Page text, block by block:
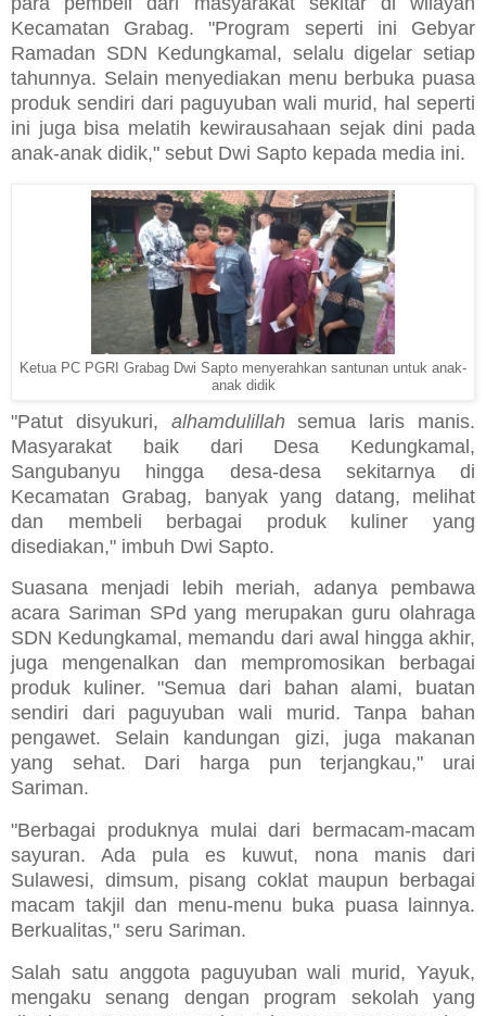
Kecamatan Grabag. "Program seperti ini Gebyar
Ramadan SDN Kedungkamal, selalu digelar setiap
tahunnya. Selain menyediakan menu berbuka puasa
produk sendiri dari paguyuban wali murid, hal seperti
ini juga bisa melatih kewirausahaan sejak dini pada
anak-anak didik," sebut Dwi Sapto kepada media ini.
Ketua PC PGRI Grabag Dwi Sapto menyerahkan santunan untuk anak-
anak didik
"Patut disyukuri, alhamdulillahsemua laris manis.
Masyarakat baik dari Desa Kedungkamal,
Sangubanyu hingga desa-desa sekitarnya di
Kecamatan Grabag, banyak yang datang, melihat
dan membeli berbagai produk kuliner yang
disediakan," imbuh Dwi Sapto.
Suasana menjadi lebih meriah, adanya pembawa
acara Sariman SPd yang merupakan guru olahraga
SDN Kedungkamal, memandu dari awal hingga akhir,
juga mengenalkan dan mempromosikan berbagai
produk kuliner. "Semua dari bahan alami, buatan
sendiri dari paguyuban wali murid. Tanpa bahan
pengawet. Selain kandungan gizi, juga makanan
yang sehat. Dari harga pun terjangkau," urai
Sariman.
"Berbagai produknya mulai dari bermacam-macam
sayuran. Ada pula es kuwut, nona manis dari
Sulawesi, dimsum, pisang coklat maupun berbagai
macam takjil dan menu-menu buka puasa lainnya.
Berkualitas," seru Sariman.
Salah satu anggota paguyuban wali murid, Yayuk,
mengaku senang dengan program sekolah yang